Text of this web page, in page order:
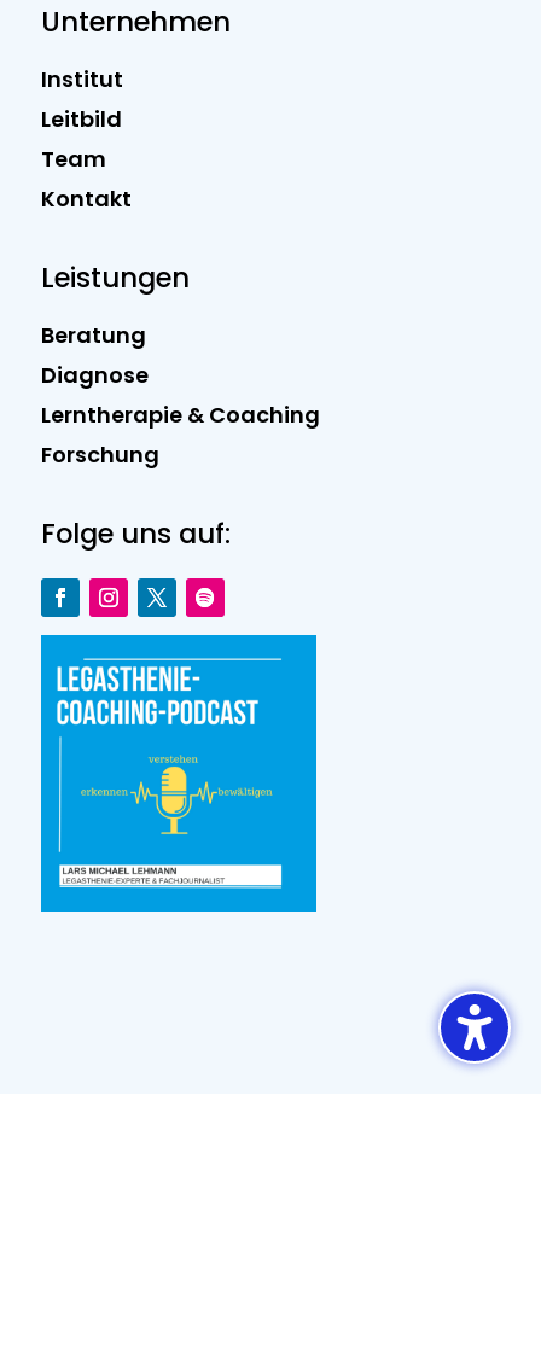
Unternehmen
Institut
Leitbild
Team
Kontakt
Leistungen
Beratung
Diagnose
Lerntherapie & Coaching
Forschung
Folge uns auf: